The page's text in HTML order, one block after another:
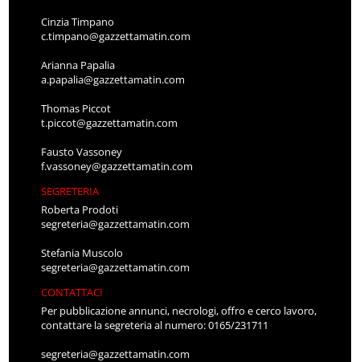
Cinzia Timpano
c.timpano@gazzettamatin.com
Arianna Papalia
a.papalia@gazzettamatin.com
Thomas Piccot
t.piccot@gazzettamatin.com
Fausto Vassoney
f.vassoney@gazzettamatin.com
SEGRETERIA
Roberta Prodoti
segreteria@gazzettamatin.com
Stefania Muscolo
segreteria@gazzettamatin.com
CONTATTACI
Per pubblicazione annunci, necrologi, offro e cerco lavoro,
contattare la segreteria al numero: 0165/231711
segreteria@gazzettamatin.com